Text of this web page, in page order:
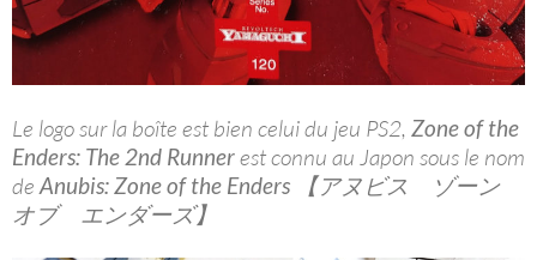
Le logo sur la boîte est bien celui du jeu PS2, Zone of the
Enders: The 2nd Runnerest connu au Japon sous le nom
deAnubis: Zone of the Enders 【アヌビス ゾーン
オブ エンダーズ】